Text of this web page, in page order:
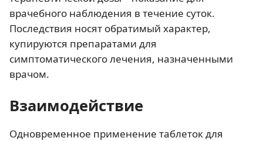
врачебного наблюдения в течение суток.
Последствия носят обратимый характер,
купируются препаратами для
симптоматического лечения, назначенными
врачом.
Взаимодействие
Одновременное применение таблеток для